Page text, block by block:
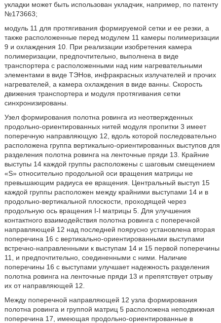
укладки может быть использован укладчик, например, по патенту
№173663;
модуль 11 для протягивания формируемой сетки и ее резки, а
также расположенные перед модулем 11 камеры полимеризации
9 и охлаждения 10. При реализации изобретения камера
полимеризации, предпочтительно, выполнена в виде
транспортера с расположенными над ним нагревательными
элементами в виде ТЭНов, инфракрасных излучателей и прочих
нагревателей, а камера охлаждения в виде ванны. Скорость
движения транспортера и модуля протягивания сетки
синхронизированы.
Узел формирования полотна ровинга из неотвержденных
продольно-ориентированных нитей модуля пропитки 3 имеет
поперечную направляющую 12, вдоль которой последовательно
расположена группа вертикально-ориентированных выступов для
разделения полотна ровинга на ленточные пряди 13. Крайние
выступы 14 каждой группы расположены с шаговым смещением
«S» относительно продольной оси вращения матрицы не
превышающим радиуса ее вращения. Центральный выступ 15
каждой группы расположен между крайними выступами 14 и в
продольно-вертикальной плоскости, проходящей через
продольную ось вращения I-I матрицы 5. Для улучшения
контактного взаимодействия полотна ровинга с поперечной
направляющей 12 над последней поярусно установлена вторая
поперечина 16 с вертикально-ориентированными выступами
встречно-направленными к выступам 14 и 15 первой поперечины
11, и предпочтительно, соединенными с ними. Наличие
поперечины 16 с выступами улучшает надежность разделения
полотна ровинга на ленточные пряди 13 и препятствует отрыву
их от направляющей 12.
Между поперечной направляющей 12 узла формирования
полотна ровинга и группой матриц 5 расположена неподвижная
поперечина 17, имеющая продольно-ориентированные в